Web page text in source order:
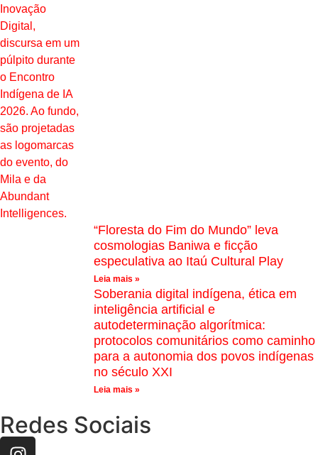
“Floresta do Fim do Mundo” leva
cosmologias Baniwa e ficção
especulativa ao Itaú Cultural Play
Leia mais »
Soberania digital indígena, ética em
inteligência artificial e
autodeterminação algorítmica:
protocolos comunitários como caminho
para a autonomia dos povos indígenas
no século XXI
Leia mais »
Redes Sociais